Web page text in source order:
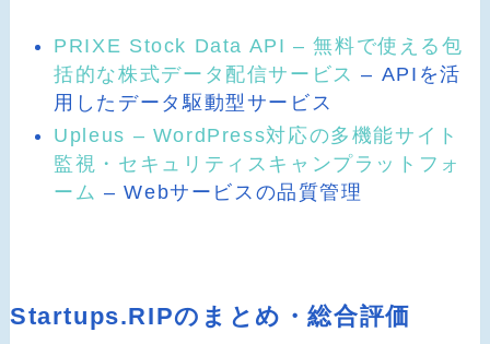
PRIXE Stock Data API – 無料で使える包
括的な株式データ配信サービス – APIを活
用したデータ駆動型サービス
Upleus – WordPress対応の多機能サイト
監視・セキュリティスキャンプラットフォ
ーム – Webサービスの品質管理
Startups.RIPのまとめ・総合評価